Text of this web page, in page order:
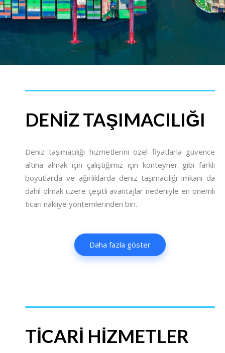
DENIZ TAŞIMACILIĞI
Deniz taşımacılığı hizmetlerini özel fiyatlarla güvence
altına almak için çalıştığımız için konteyner gibi farklı
boyutlarda ve ağırlıklarda deniz taşımacılığı imkanı da
dahil olmak üzere çeşitli avantajlar nedeniyle en önemli
ticari nakliye yöntemlerinden biri.
Daha fazla göster
TICARI HIZMETLER